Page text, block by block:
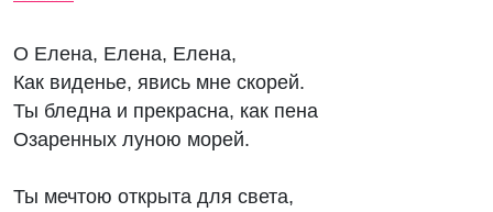
О Елена, Елена, Елена,
Как виденье, явись мне скорей.
Ты бледна и прекрасна, как пена
Озаренных луною морей.
Ты мечтою открыта для света,